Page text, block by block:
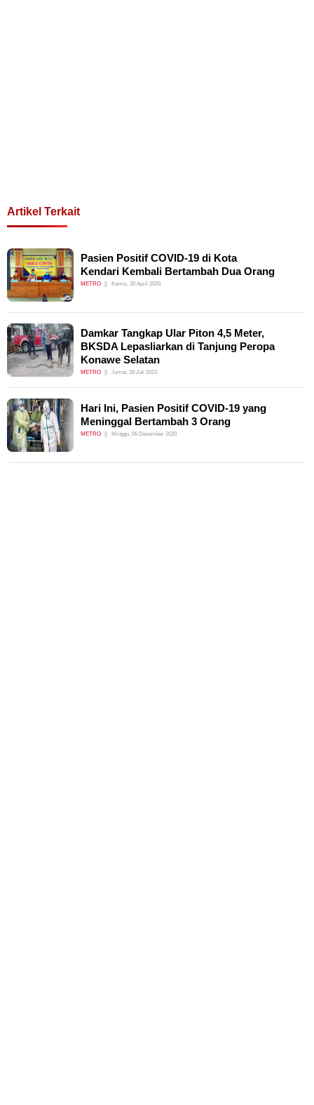
Artikel Terkait
Pasien Positif COVID-19 di Kota
Kendari Kembali Bertambah Dua Orang
METRO Kamis, 30 April 2020
Damkar Tangkap Ular Piton 4,5 Meter,
BKSDA Lepasliarkan di Tanjung Peropa
Konawe Selatan
METRO Jumat, 28 Juli 2023
Hari Ini, Pasien Positif COVID-19 yang
Meninggal Bertambah 3 Orang
METRO Minggu, 06 Desember 2020